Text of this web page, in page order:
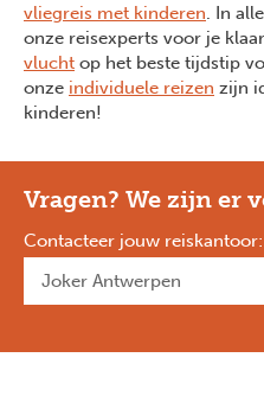
vliegreis met kinderen. In alle
onze reisexperts voor je
vlucht op het beste tijdstip
onze individuele reizen zijn
kinderen!
Vragen? We zijn er
Contacteer jouw reiskantoor: